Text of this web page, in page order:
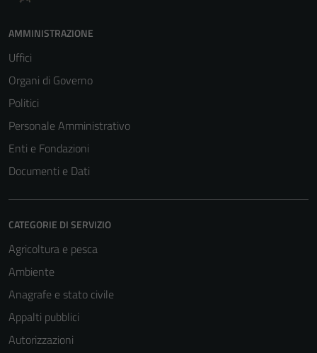
AMMINISTRAZIONE
Uffici
Organi di Governo
Politici
Personale Amministrativo
Enti e Fondazioni
Documenti e Dati
CATEGORIE DI SERVIZIO
Agricoltura e pesca
Ambiente
Anagrafe e stato civile
Appalti pubblici
Autorizzazioni